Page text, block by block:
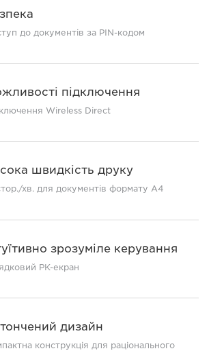
до документів за PIN-кодом
підключення
Wireless Direct
швидкість друку
хв. для документів формату A4
зрозуміле керування
РК-екран
дизайн
конструкція для раціонального